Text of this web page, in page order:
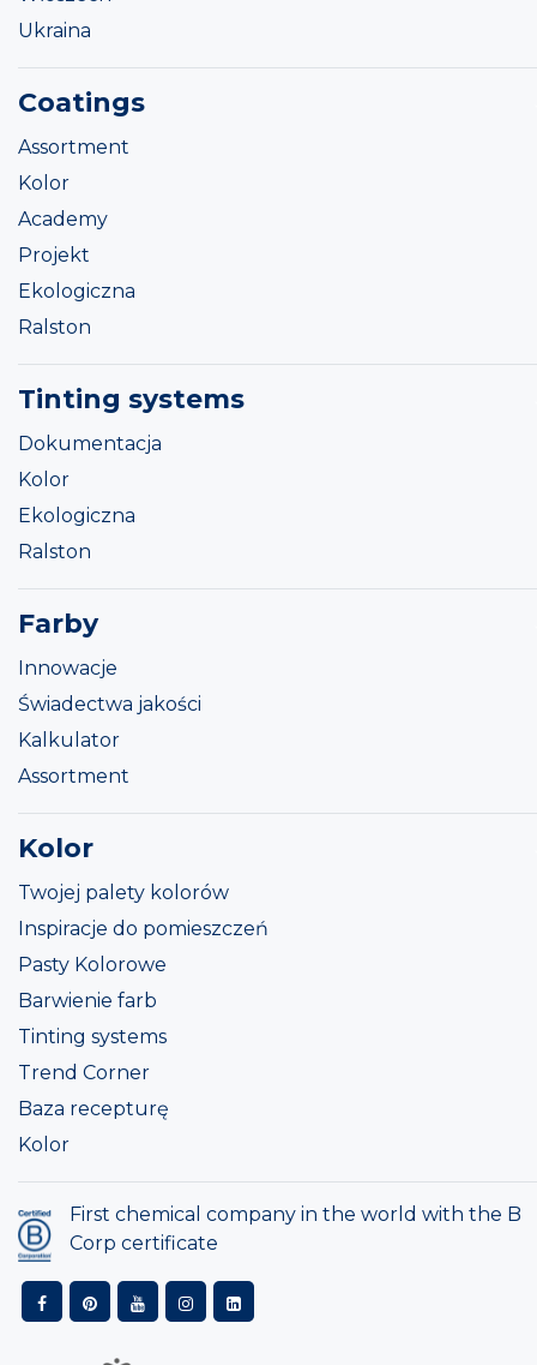
Ukraina
Coatings
Assortment
Kolor
Academy
Projekt
Ekologiczna
Ralston
Tinting systems
Dokumentacja
Kolor
Ekologiczna
Ralston
Farby
Innowacje
Świadectwa jakości
Kalkulator
Assortment
Kolor
Twojej palety kolorów
Inspiracje do pomieszczeń
Pasty Kolorowe
Barwienie farb
Tinting systems
Trend Corner
Baza recepturę
Kolor
First chemical company in the world with the B
Corp certificate